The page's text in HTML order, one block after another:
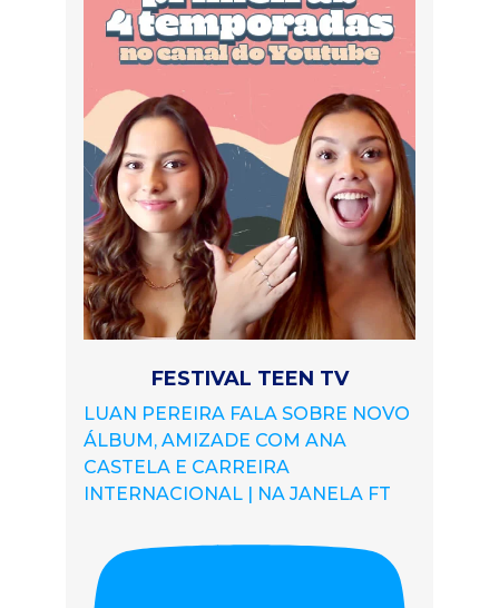
FESTIVAL TEEN TV
LUAN PEREIRA FALA SOBRE NOVO
ÁLBUM, AMIZADE COM ANA
CASTELA E CARREIRA
INTERNACIONAL | NA JANELA FT